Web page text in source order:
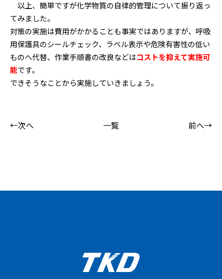
以上、簡単ですが化学物質の自律的管理について振り返っ
てみました。
対策の実施は費用がかかることも事実ではありますが、呼吸
用保護具のシールチェック、ラベル表示や危険有害性の低い
ものへ代替、作業手順書の改良などはコストを抑えて実施可
能です。
できそうなことから実施していきましょう。
←次へ 一覧 前へ→